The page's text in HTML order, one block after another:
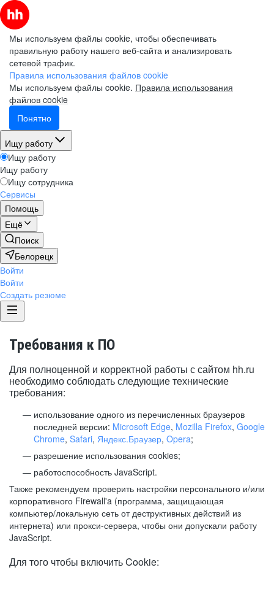
Мы используем файлы cookie, чтобы обеспечивать
правильную работу нашего веб-сайта и анализировать
сетевой трафик.
Правила использования файлов cookie
Мы используем файлы cookie. Правила использования
файлов cookie
Понятно
Ищу работу
Ищу работу
Ищу работу
Ищу сотрудника
Сервисы
Помощь
Ещё
Поиск
Белорецк
Войти
Войти
Создать резюме
Требования к ПО
Для полноценной и корректной работы с сайтом hh.ru
необходимо соблюдать следующие технические
требования:
использование одного из перечисленных браузеров
последней версии: Microsoft Edge, Mozilla Firefox, Google
Chrome, Safari, Яндекс.Браузер, Opera;
разрешение использования cookies;
работоспособность JavaScript.
Также рекомендуем проверить настройки персонального и/или
корпоративного Firewall'a (программа, защищающая
компьютер/локальную сеть от деструктивных действий из
интернета) или прокси-сервера, чтобы они допускали работу
JavaScript.
Для того чтобы включить Cookie: